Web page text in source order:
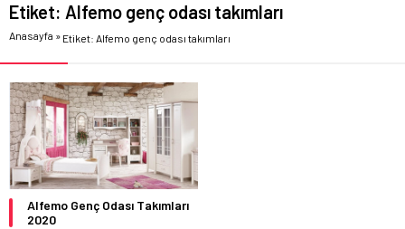
Etiket: Alfemo genç odası takımları
Anasayfa » Etiket: Alfemo genç odası takımları
Alfemo Genç Odası Takımları
2020